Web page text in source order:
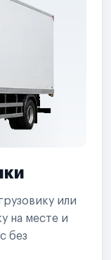
или
на месте и
без